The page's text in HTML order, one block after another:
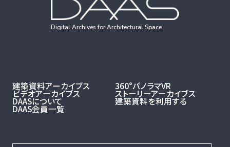
Digital Archives for Architectural Space
建築資料アーカイブス 360°パノラマVR
ビデオアーカイブス ストーリーアーカイブス
DAASについて 建築資料を利用する
DAAS会員一覧